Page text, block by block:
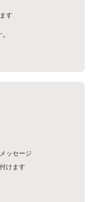
す
ッセージ
けます